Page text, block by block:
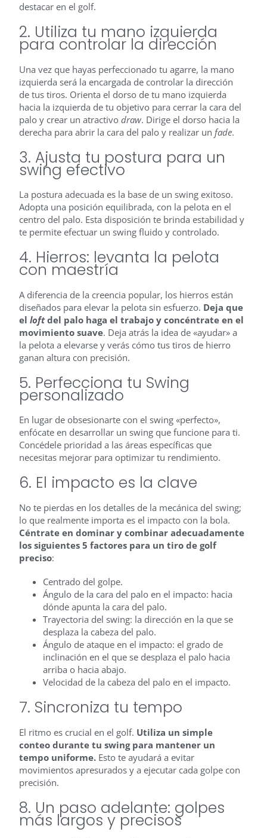
destacar en el golf.
2. Utiliza tu mano izquierda
para controlar la dirección
Una vez que hayas perfeccionado tu agarre, la mano
izquierda será la encargada de controlar la dirección
de tus tiros. Orienta el dorso de tu mano izquierda
hacia la izquierda de tu objetivo para cerrar la cara del
palo y crear un atractivo draw. Dirige el dorso hacia la
derecha para abrir la cara del palo y realizar un fade.
3. Ajusta tu postura para un
swing efectivo
La postura adecuada es la base de un swing exitoso.
Adopta una posición equilibrada, con la pelota en el
centro del palo. Esta disposición te brinda estabilidad y
te permite efectuar un swing fluido y controlado.
4. Hierros: levanta la pelota
con maestría
A diferencia de la creencia popular, los hierros están
diseñados para elevar la pelota sin esfuerzo. Deja que
el loftdel palo haga el trabajo y concéntrate en el
movimiento suave. Deja atrás la idea de «ayudar» a
la pelota a elevarse y verás cómo tus tiros de hierro
ganan altura con precisión.
5. Perfecciona tu Swing
personalizado
En lugar de obsesionarte con el swing «perfecto»,
enfócate en desarrollar un swing que funcione para ti.
Concédele prioridad a las áreas específicas que
necesitas mejorar para optimizar tu rendimiento.
6. El impacto es la clave
No te pierdas en los detalles de la mecánica del swing;
lo que realmente importa es el impacto con la bola.
Céntrate en dominar y combinar adecuadamente
los siguientes 5 factores para un tiro de golf
preciso:
Centrado del golpe.
Ángulo de la cara del palo en el impacto: hacia
dónde apunta la cara del palo.
Trayectoria del swing: la dirección en la que se
desplaza la cabeza del palo.
Ángulo de ataque en el impacto: el grado de
inclinación en el que se desplaza el palo hacia
arriba o hacia abajo.
Velocidad de la cabeza del palo en el impacto.
7. Sincroniza tu tempo
El ritmo es crucial en el golf. Utiliza un simple
conteo durante tu swing para mantener un
tempo uniforme. Esto te ayudará a evitar
movimientos apresurados y a ejecutar cada golpe con
precisión.
8. Un paso adelante: golpes
más largos y precisos